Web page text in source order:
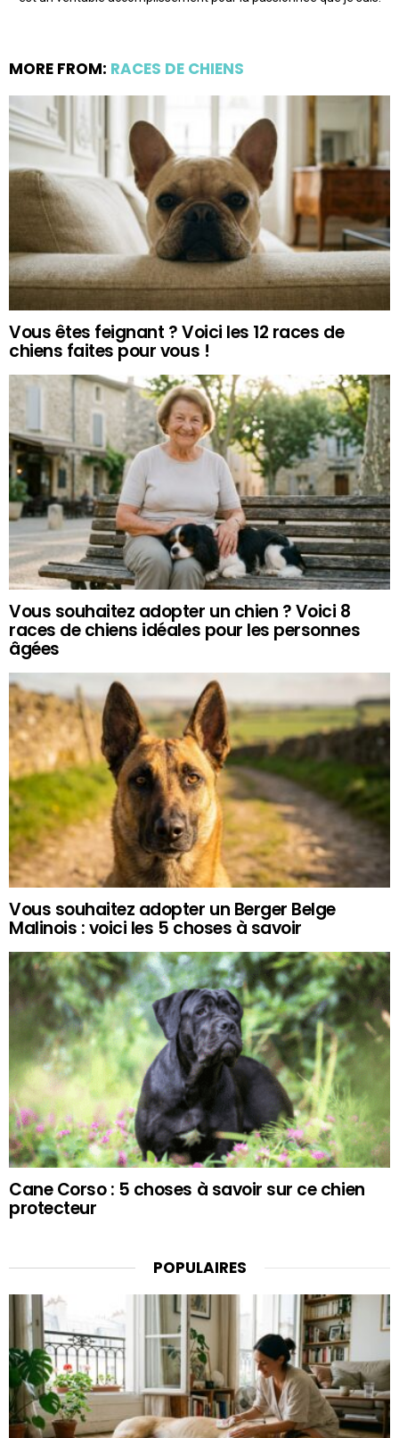
MORE FROM: RACES DE CHIENS
Vous êtes feignant ? Voici les 12 races de
chiens faites pour vous !
Vous souhaitez adopter un chien ? Voici 8
races de chiens idéales pour les personnes
âgées
Vous souhaitez adopter un Berger Belge
Malinois : voici les 5 choses à savoir
Cane Corso : 5 choses à savoir sur ce chien
protecteur
POPULAIRES